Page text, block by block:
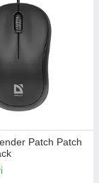
Patch Patch